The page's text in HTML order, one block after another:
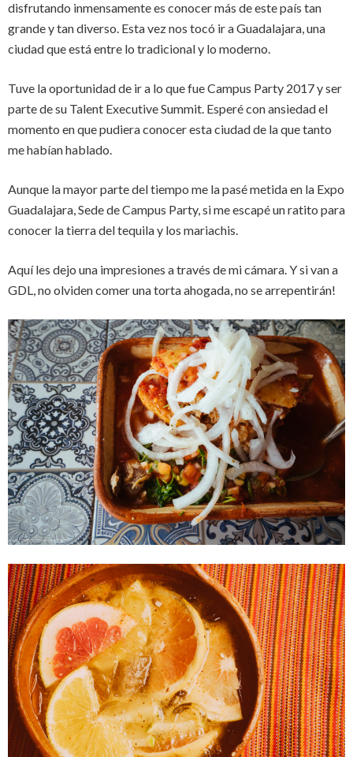
disfrutando inmensamente es conocer más de este país tan
grande y tan diverso. Esta vez nos tocó ir a Guadalajara, una
ciudad que está entre lo tradicional y lo moderno.
Tuve la oportunidad de ir a lo que fue Campus Party 2017 y ser
parte de su Talent Executive Summit. Esperé con ansiedad el
momento en que pudiera conocer esta ciudad de la que tanto
me habían hablado.
Aunque la mayor parte del tiempo me la pasé metida en la Expo
Guadalajara, Sede de Campus Party, si me escapé un ratito para
conocer la tierra del tequila y los mariachis.
Aquí les dejo una impresiones a través de mi cámara. Y si van a
GDL, no olviden comer una torta ahogada, no se arrepentirán!